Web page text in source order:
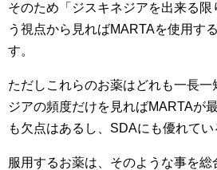
そのため「ジスキネジアを出来る
う視点から見ればMARTAを使用す
す。
ただしこれらのお薬はどれも一長
ジアの頻度だけを見ればMARTAが
も欠点はあるし、SDAにも優れてい
服用するお薬は、そのような事を